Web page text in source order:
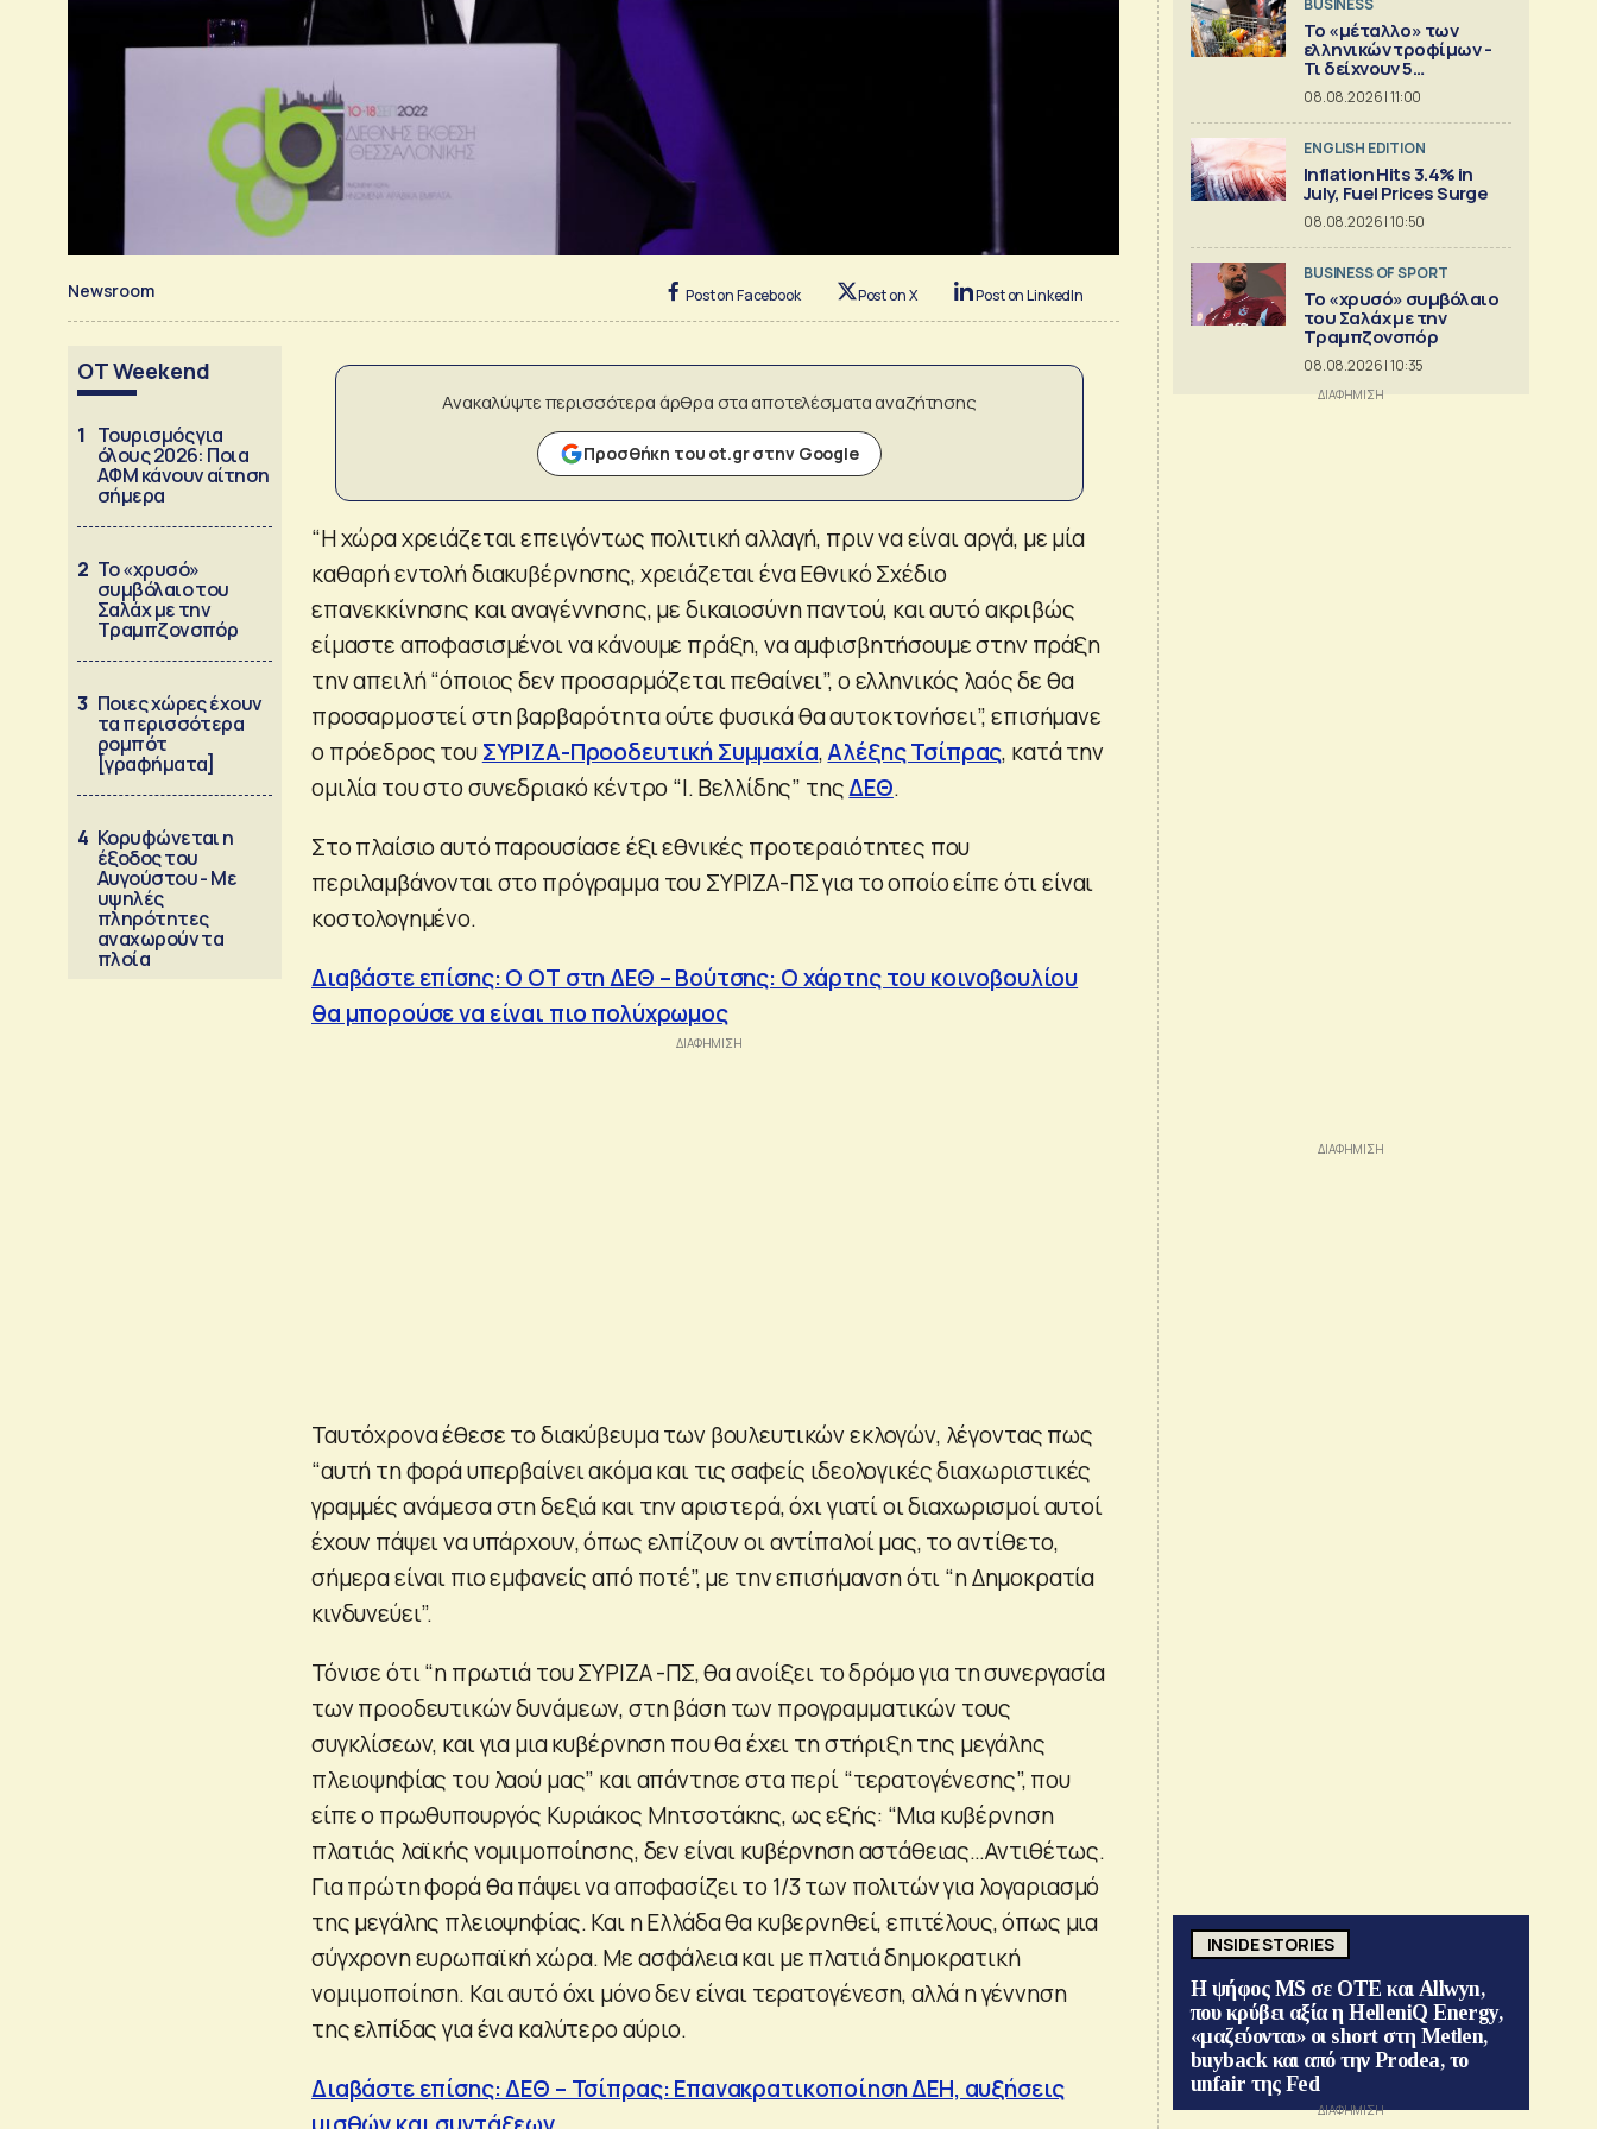
Newsroom Post on Facebook Post on X Post on LinkedIn
OT Weekend
1 Τουρισμός για
όλους 2026: Ποια
ΑΦΜ κάνουν αίτηση
σήμερα
2 Το «χρυσό»
συμβόλαιο του
Σαλάχ με την
Τραμπζονσπόρ
3 Ποιες χώρες έχουν
τα περισσότερα
ρομπότ
[γραφήματα]
4 Κορυφώνεται η
έξοδος του
Αυγούστου - Με
υψηλές
πληρότητες
αναχωρούν τα
πλοία
Ανακαλύψτε περισσότερα άρθρα στα αποτελέσματα αναζήτησης
Προσθήκη του ot.gr στην Google
“Η χώρα χρειάζεται επειγόντως πολιτική αλλαγή, πριν να είναι αργά, με μία
καθαρή εντολή διακυβέρνησης, χρειάζεται ένα Εθνικό Σχέδιο
επανεκκίνησης και αναγέννησης, με δικαιοσύνη παντού, και αυτό ακριβώς
είμαστε αποφασισμένοι να κάνουμε πράξη, να αμφισβητήσουμε στην πράξη
την απειλή “όποιος δεν προσαρμόζεται πεθαίνει”, ο ελληνικός λαός δε θα
προσαρμοστεί στη βαρβαρότητα ούτε φυσικά θα αυτοκτονήσει”, επισήμανε
ο πρόεδρος τουΣΥΡΙΖΑ-Προοδευτική Συμμαχία,Αλέξης Τσίπρας, κατά την
ομιλία του στο συνεδριακό κέντρο “Ι. Βελλίδης” τηςΔΕΘ.
Στο πλαίσιο αυτό παρουσίασε έξι εθνικές προτεραιότητες που
περιλαμβάνονται στο πρόγραμμα του ΣΥΡΙΖΑ-ΠΣ για το οποίο είπε ότι είναι
κοστολογημένο.
Διαβάστε επίσης: Ο ΟΤ στη ΔΕΘ – Βούτσης: Ο χάρτης του κοινοβουλίου
θα μπορούσε να είναι πιο πολύχρωμος
Ταυτόχρονα έθεσε το διακύβευμα των βουλευτικών εκλογών, λέγοντας πως
“αυτή τη φορά υπερβαίνει ακόμα και τις σαφείς ιδεολογικές διαχωριστικές
γραμμές ανάμεσα στη δεξιά και την αριστερά, όχι γιατί οι διαχωρισμοί αυτοί
έχουν πάψει να υπάρχουν, όπως ελπίζουν οι αντίπαλοί μας, το αντίθετο,
σήμερα είναι πιο εμφανείς από ποτέ”, με την επισήμανση ότι “η Δημοκρατία
κινδυνεύει”.
Τόνισε ότι “η πρωτιά του ΣΥΡΙΖΑ -ΠΣ, θα ανοίξει το δρόμο για τη συνεργασία
των προοδευτικών δυνάμεων, στη βάση των προγραμματικών τους
συγκλίσεων, και για μια κυβέρνηση που θα έχει τη στήριξη της μεγάλης
πλειοψηφίας του λαού μας” και απάντησε στα περί “τερατογένεσης”, που
είπε ο πρωθυπουργός Κυριάκος Μητσοτάκης, ως εξής: “Μια κυβέρνηση
πλατιάς λαϊκής νομιμοποίησης, δεν είναι κυβέρνηση αστάθειας…Αντιθέτως.
Για πρώτη φορά θα πάψει να αποφασίζει το 1/3 των πολιτών για λογαριασμό
της μεγάλης πλειοψηφίας. Και η Ελλάδα θα κυβερνηθεί, επιτέλους, όπως μια
σύγχρονη ευρωπαϊκή χώρα. Με ασφάλεια και με πλατιά δημοκρατική
νομιμοποίηση. Και αυτό όχι μόνο δεν είναι τερατογένεση, αλλά η γέννηση
της ελπίδας για ένα καλύτερο αύριο.
Διαβάστε επίσης: ΔΕΘ – Τσίπρας: Επανακρατικοποίηση ΔΕΗ, αυξήσεις
BUSINESS
Το «μέταλλο» των
ελληνικών τροφίμων -
Τι δείχνουν 5
ισολογισμοί
08.08.2026 | 11:00
ENGLISH EDITION
Inflation Hits 3.4% in
July, Fuel Prices Surge
08.08.2026 | 10:50
BUSINESS OF SPORT
Το «χρυσό» συμβόλαιο
του Σαλάχ με την
Τραμπζονσπόρ
08.08.2026 | 10:35
INSIDE STORIES
Η ψήφος MS σε ΟΤΕ και Allwyn,
που κρύβει αξία η HelleniQ Energy,
«μαζεύονται» οι short στη Metlen,
buyback και από την Prodea, το
unfair της Fed